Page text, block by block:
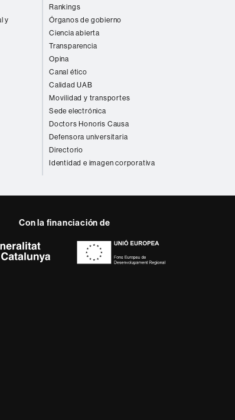
y
Rankings
Órganos de gobierno
Ciencia abierta
Transparencia
Opina
Canal ético
Calidad UAB
Movilidad y transportes
Sede electrónica
Doctors Honoris Causa
Defensora universitaria
Directorio
Identidad e imagen corporativa
Con la financiación de
el carácter